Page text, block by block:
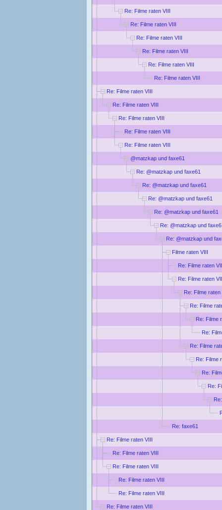
Re: Filme raten VIII
Re: Filme raten VIII
Re: Filme raten VIII
Re: Filme raten VIII
Re: Filme raten VIII
Re: Filme raten VIII
Re: Filme raten VIII
Re: Filme raten VIII
Re: Filme raten VIII
Re: Filme raten VIII
Re: Filme raten VIII
@matzkap und faxe61
Re: @matzkap und faxe61
Re: @matzkap und faxe61
Re: @matzkap und faxe61
Re: @matzkap und faxe61
Re: @matzkap und
Re: @matzkap und
Filme raten VIII
Re: Filme raten
Re: Filme raten
Re: Filme raten
Re: Filme
Re: Filme
Re:
Re: Filme
Re: Filme
Re:
Re:
Re: faxe61
Re: Filme raten VIII
Re: Filme raten VIII
Re: Filme raten VIII
Re: Filme raten VIII
Re: Filme raten VIII
Re: Filme raten VIII